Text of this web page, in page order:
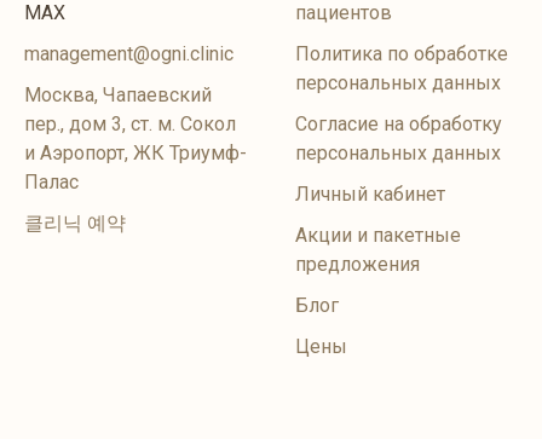
MAX
management@ogni.clinic
Москва, Чапаевский
пер., дом 3, ст. м. Сокол
и Аэропорт, ЖК Триумф-
Палас
클리닉 예약
пациентов
Политика по обработке
персональных данных
Согласие на обработку
персональных данных
Личный кабинет
Акции и пакетные
предложения
Блог
Цены